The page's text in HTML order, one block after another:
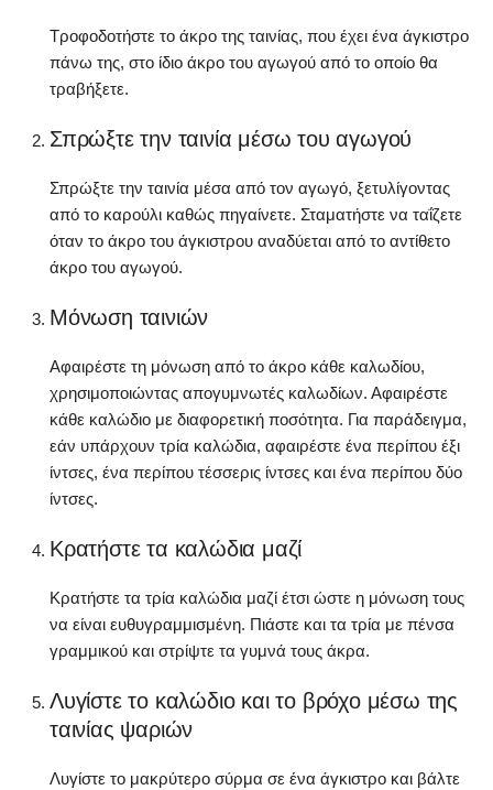
Τροφοδοτήστε το άκρο της ταινίας, που έχει ένα άγκιστρο
πάνω της, στο ίδιο άκρο του αγωγού από το οποίο θα
τραβήξετε.
Σπρώξτε την ταινία μέσω του αγωγού
Σπρώξτε την ταινία μέσα από τον αγωγό, ξετυλίγοντας
από το καρούλι καθώς πηγαίνετε. Σταματήστε να ταΐζετε
όταν το άκρο του άγκιστρου αναδύεται από το αντίθετο
άκρο του αγωγού.
Μόνωση ταινιών
Αφαιρέστε τη μόνωση από το άκρο κάθε καλωδίου,
χρησιμοποιώντας απογυμνωτές καλωδίων. Αφαιρέστε
κάθε καλώδιο με διαφορετική ποσότητα. Για παράδειγμα,
εάν υπάρχουν τρία καλώδια, αφαιρέστε ένα περίπου έξι
ίντσες, ένα περίπου τέσσερις ίντσες και ένα περίπου δύο
ίντσες.
Κρατήστε τα καλώδια μαζί
Κρατήστε τα τρία καλώδια μαζί έτσι ώστε η μόνωση τους
να είναι ευθυγραμμισμένη. Πιάστε και τα τρία με πένσα
γραμμικού και στρίψτε τα γυμνά τους άκρα.
Λυγίστε το καλώδιο και το βρόχο μέσω της
ταινίας ψαριών
Λυγίστε το μακρύτερο σύρμα σε ένα άγκιστρο και βάλτε